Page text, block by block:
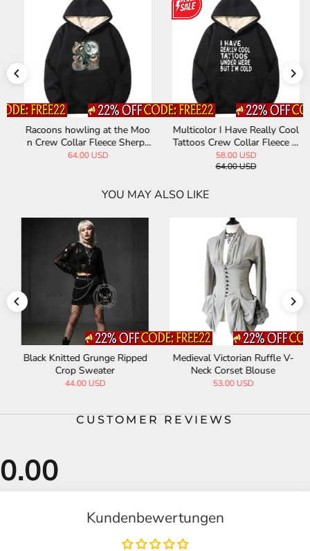
Racoons howling at the Moo
n Crew Collar Fleece Sherpa
Hoodie
64.00 USD
Multicolor I Have Really Cool
Tattoos Crew Collar Fleece H
oodie
58.00 USD
64.00 USD
YOU MAY ALSO LIKE
Black Knitted Grunge Ripped
Crop Sweater
44.00 USD
Medieval Victorian Ruffle V-
Neck Corset Blouse
53.00 USD
CUSTOMER REVIEWS
Kundenbewertungen